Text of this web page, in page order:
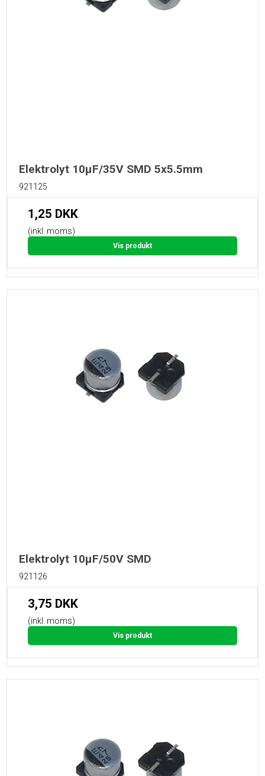
Elektrolyt 10µF/35V SMD 5x5.5mm
921125
1,25 DKK
(inkl. moms)
Vis produkt
Elektrolyt 10µF/50V SMD
921126
3,75 DKK
(inkl. moms)
Vis produkt